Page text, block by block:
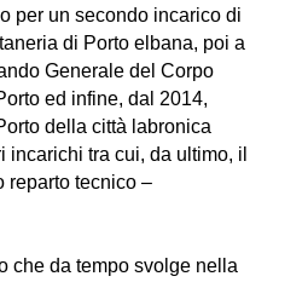
per un secondo incarico di
di Porto elbana, poi a
Generale del Corpo
ed infine, dal 2014,
della città labronica
incarichi tra cui, da ultimo, il
reparto tecnico –
che da tempo svolge nella